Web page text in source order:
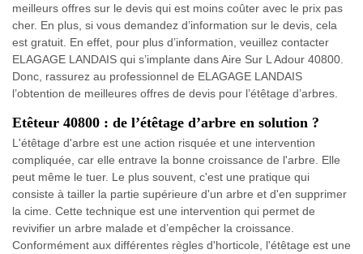
meilleurs offres sur le devis qui est moins coûter avec le prix pas
cher. En plus, si vous demandez d’information sur le devis, cela
est gratuit. En effet, pour plus d’information, veuillez contacter
ELAGAGE LANDAIS qui s’implante dans Aire Sur L Adour 40800.
Donc, rassurez au professionnel de ELAGAGE LANDAIS
l’obtention de meilleures offres de devis pour l’étêtage d’arbres.
Etêteur 40800 : de l’étêtage d’arbre en solution ?
L'étêtage d'arbre est une action risquée et une intervention
compliquée, car elle entrave la bonne croissance de l'arbre. Elle
peut même le tuer. Le plus souvent, c'est une pratique qui
consiste à tailler la partie supérieure d'un arbre et d'en supprimer
la cime. Cette technique est une intervention qui permet de
revivifier un arbre malade et d’empêcher la croissance.
Conformément aux différentes règles d'horticole, l'étêtage est une